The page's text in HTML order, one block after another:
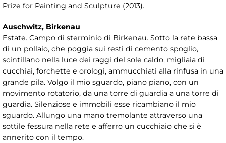
Prize for Painting and Sculpture (2013).
Auschwitz, Birkenau
Estate. Campo di sterminio di Birkenau. Sotto la rete bassa
di un pollaio, che poggia sui resti di cemento spoglio,
scintillano nella luce dei raggi del sole caldo, migliaia di
cucchiai, forchette e orologi, ammucchiati alla rinfusa in una
grande pila. Volgo il mio sguardo, piano piano, con un
movimento rotatorio, da una torre di guardia a una torre di
guardia. Silenziose e immobili esse ricambiano il mio
sguardo. Allungo una mano tremolante attraverso una
sottile fessura nella rete e afferro un cucchiaio che si è
annerito con il tempo.